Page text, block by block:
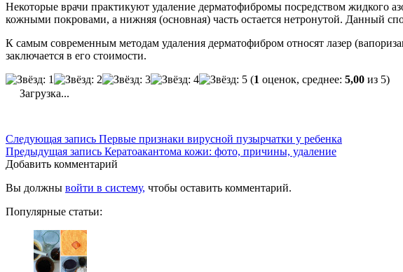
Некоторые врачи практикуют удаление дерматофибромы посредством жидкого
кожными покровами, а нижняя (основная) часть остается нетронутой. Данный
К самым современным методам удаления дерматофибром относят лазер
заключается в его стоимости.
(1 оценок, среднее: 5,00 из 5)
Загрузка...
Следующая запись Первые признаки вирусной пузырчатки у ребенка
Предыдущая запись Кератоакантома кожи: фото, причины, удаление
Добавить комментарий
Вы должны войти в систему, чтобы оставить комментарий.
Популярные статьи: